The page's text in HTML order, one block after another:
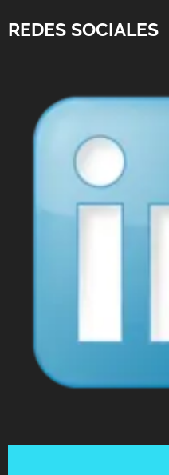
REDES SOCIALES